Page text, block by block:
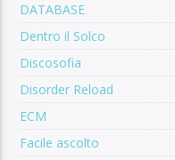
DATABASE
Dentro il Solco
Discosofia
Disorder Reload
ECM
Facile ascolto